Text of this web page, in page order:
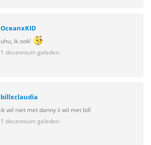
OceanxKID
uhu, ik ook!
1 decennium geleden
billxclaudia
ik wil niet met danny ii wil met bill
1 decennium geleden